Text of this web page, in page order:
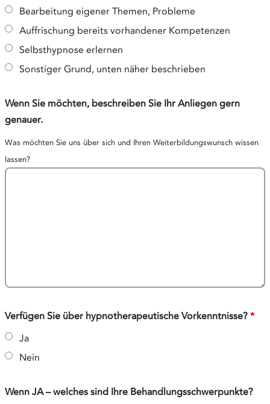
Bearbeitung eigener Themen, Probleme
Auffrischung bereits vorhandener Kompetenzen
Selbsthypnose erlernen
Sonstiger Grund, unten näher beschrieben
Wenn Sie möchten, beschreiben Sie Ihr Anliegen gern
genauer.
Was möchten Sie uns über sich und Ihren Weiterbildungswunsch wissen
lassen?
Verfügen Sie über hypnotherapeutische Vorkenntnisse? *
Ja
Nein
Wenn JA – welches sind Ihre Behandlungsschwerpunkte?